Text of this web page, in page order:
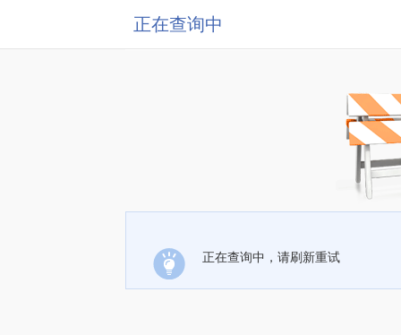
正在查询中
正在查询中，请刷新重试